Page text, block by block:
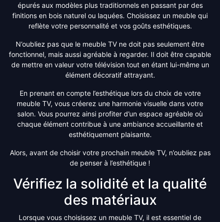
épurés aux modèles plus traditionnels en passant par des
finitions en bois naturel ou laquées. Choisissez un meuble qui
reflète votre personnalité et vos goûts esthétiques.
N’oubliez pas que le meuble TV ne doit pas seulement être
fonctionnel, mais aussi agréable à regarder. Il doit être capable
de mettre en valeur votre télévision tout en étant lui-même un
élément décoratif attrayant.
En prenant en compte l’esthétique lors du choix de votre
meuble TV, vous créerez une harmonie visuelle dans votre
salon. Vous pourrez ainsi profiter d’un espace agréable où
chaque élément contribue à une ambiance accueillante et
esthétiquement plaisante.
Alors, avant de choisir votre prochain meuble TV, n’oubliez pas
de penser à l’esthétique !
Vérifiez la solidité et la qualité
des matériaux
Lorsque vous choisissez un meuble TV, il est essentiel de